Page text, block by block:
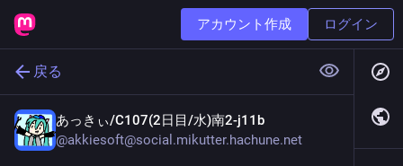
アカウント作成 ログイン
戻る
あっきぃ/C107(2日目/水)南2-j11b
@akkiesoft@social.mikutter.hachune.net